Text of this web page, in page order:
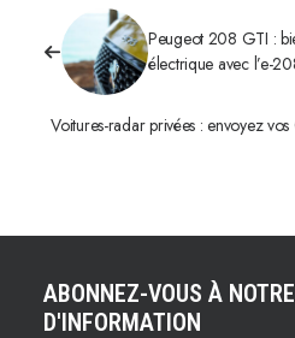
Peugeot 208 GTI :
électrique avec l’e-
Voitures-radar privées : envoyez
ABONNEZ-VOUS À
D'INFORMATION